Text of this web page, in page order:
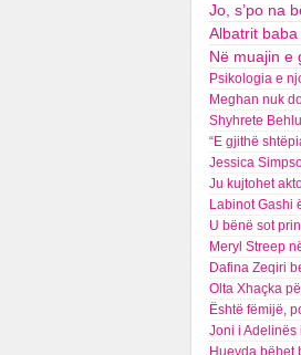
Jo, s’po na
Albatrit
Në muajin e
Psikologia e
Meghan nuk
Shyhrete
“E gjithë
Jessica
Ju kujtohet
Labinot Gashi
U bënë sot
Meryl Streep
Dafina Zeqiri
Olta Xhaçka
Është fëmijë,
Joni i Adelinës
Hueyda bëhet